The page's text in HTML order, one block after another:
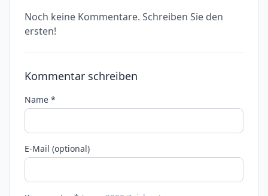
Noch keine Kommentare. Schreiben Sie den
ersten!
Kommentar schreiben
Name *
E-Mail (optional)